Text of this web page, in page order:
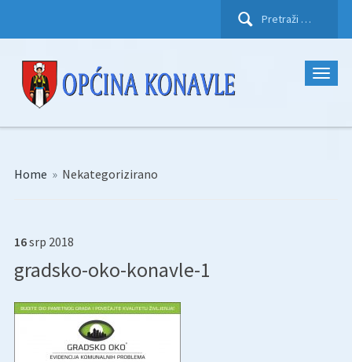
Pretraži:
Home » Nekategorizirano
16srp 2018
gradsko-oko-konavle-1